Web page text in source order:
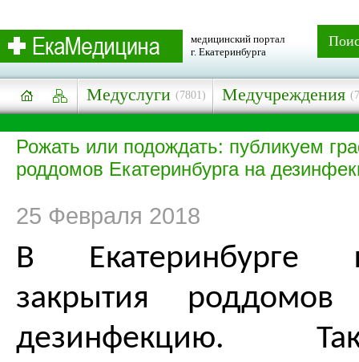
медицинский портал
г. Екатеринбурга
Медуслуги (7801) Медучреждения
Рожать или подождать: публикуем
роддомов Екатеринбурга на
25 Февраля 2018
В Екатеринбурге
закрытия
дезинфекцию.